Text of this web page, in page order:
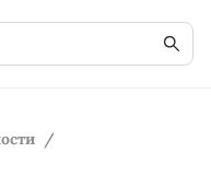
/